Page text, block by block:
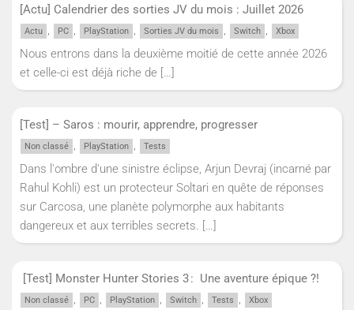
[Actu] Calendrier des sorties JV du mois : Juillet 2026
Actu , PC , PlayStation , Sorties JV du mois , Switch , Xbox
Nous entrons dans la deuxième moitié de cette année 2026
et celle-ci est déjà riche de […]
[Test] – Saros : mourir, apprendre, progresser
Non classé , PlayStation , Tests
Dans l'ombre d'une sinistre éclipse, Arjun Devraj (incarné par
Rahul Kohli) est un protecteur Soltari en quête de réponses
sur Carcosa, une planète polymorphe aux habitants
dangereux et aux terribles secrets. […]
[Test] Monster Hunter Stories 3 : Une aventure épique ?!
Non classé , PC , PlayStation , Switch , Tests , Xbox